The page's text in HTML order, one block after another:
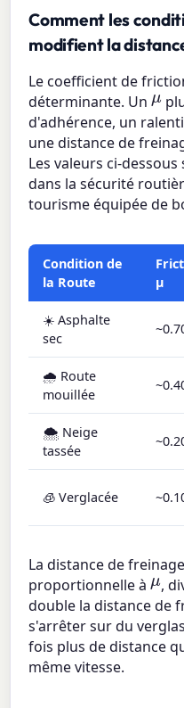
Comment les
modifient la
Le coefficient de
déterminante. Unμ
d'adhérence, un
une distance de
Les valeurs ci-
dans la sécurité
tourisme équipée de
Condition de
la Route
μ
☀️ Asphalte
sec
🌧️ Route
mouillée
🌨️ Neige
tassée
🧊 Verglacée
La distance de
proportionnelle àμ,
double la distance de
s'arrêter sur du
fois plus de distance
même vitesse.